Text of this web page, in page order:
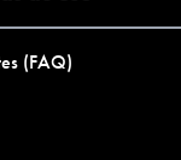
(FAQ)